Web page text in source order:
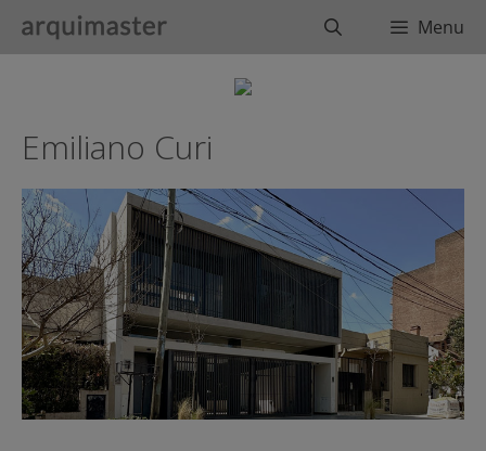
BuscarMenu
Emiliano Curi